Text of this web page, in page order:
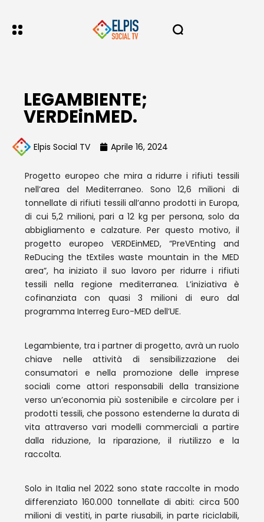
LEGAMBIENTE;
VERDEinMED.
Elpis Social TV Aprile 16, 2024
Progetto europeo che mira a ridurre i rifiuti tessili
nell’area del Mediterraneo. Sono 12,6 milioni di
tonnellate di rifiuti tessili all’anno prodotti in Europa,
di cui 5,2 milioni, pari a 12 kg per persona, solo da
abbigliamento e calzature. Per questo motivo, il
progetto europeo VERDEinMED, “PreVEnting and
ReDucing the tExtiles waste mountain in the MED
area”, ha iniziato il suo lavoro per ridurre i rifiuti
tessili nella regione mediterranea. L’iniziativa è
cofinanziata con quasi 3 milioni di euro dal
programma Interreg Euro-MED dell’UE.
Legambiente, tra i partner di progetto, avrà un ruolo
chiave nelle attività di sensibilizzazione dei
consumatori e nella promozione delle imprese
sociali come attori responsabili della transizione
verso un’economia più sostenibile e circolare per i
prodotti tessili, che possono estenderne la durata di
vita attraverso vari modelli commerciali a partire
dalla riduzione, la riparazione, il riutilizzo e la
raccolta.
Solo in Italia nel 2022 sono state raccolte in modo
differenziato 160.000 tonnellate di abiti: circa 500
milioni di vestiti, in parte riusabili, in parte riciclabili,